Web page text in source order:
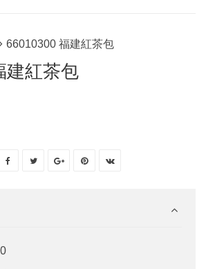
66010300 福建紅茶包
建紅茶包